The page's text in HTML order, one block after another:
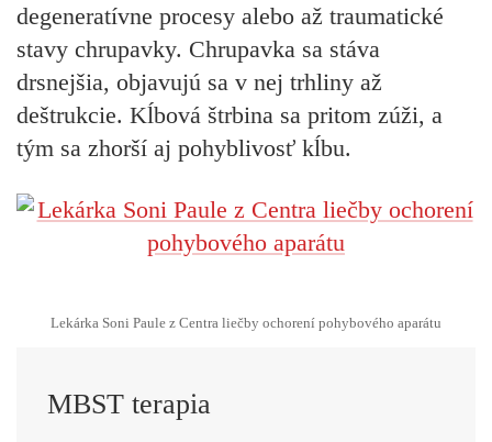
degeneratívne procesy alebo až traumatické
stavy chrupavky. Chrupavka sa stáva
drsnejšia, objavujú sa v nej trhliny až
deštrukcie. Kĺbová štrbina sa pritom zúži, a
tým sa zhorší aj pohyblivosť kĺbu.
Lekárka Soni Paule z Centra liečby ochorení pohybového aparátu
MBST terapia